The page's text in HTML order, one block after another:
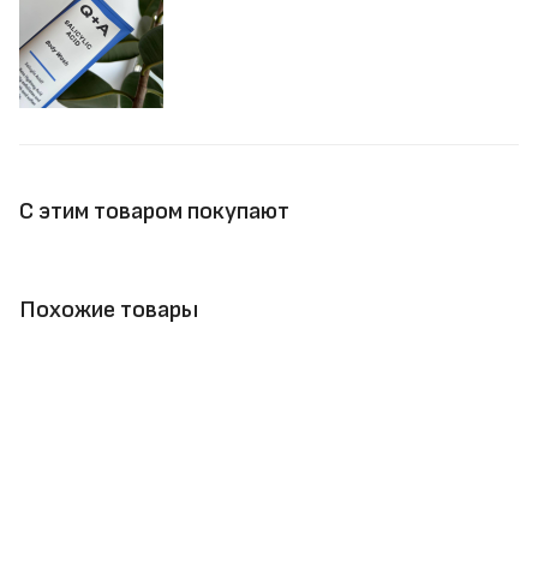
С этим товаром покупают
Похожие товары